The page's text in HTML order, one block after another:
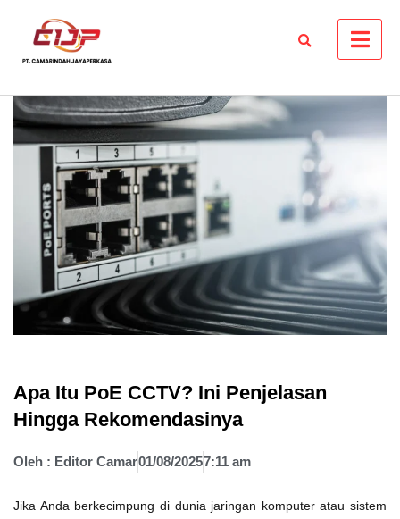
Apa Itu PoE CCTV? Ini Penjelasan
Hingga Rekomendasinya
Oleh : Editor Camar01/08/20257:11 am
Jika Anda berkecimpung di dunia jaringan komputer atau sistem